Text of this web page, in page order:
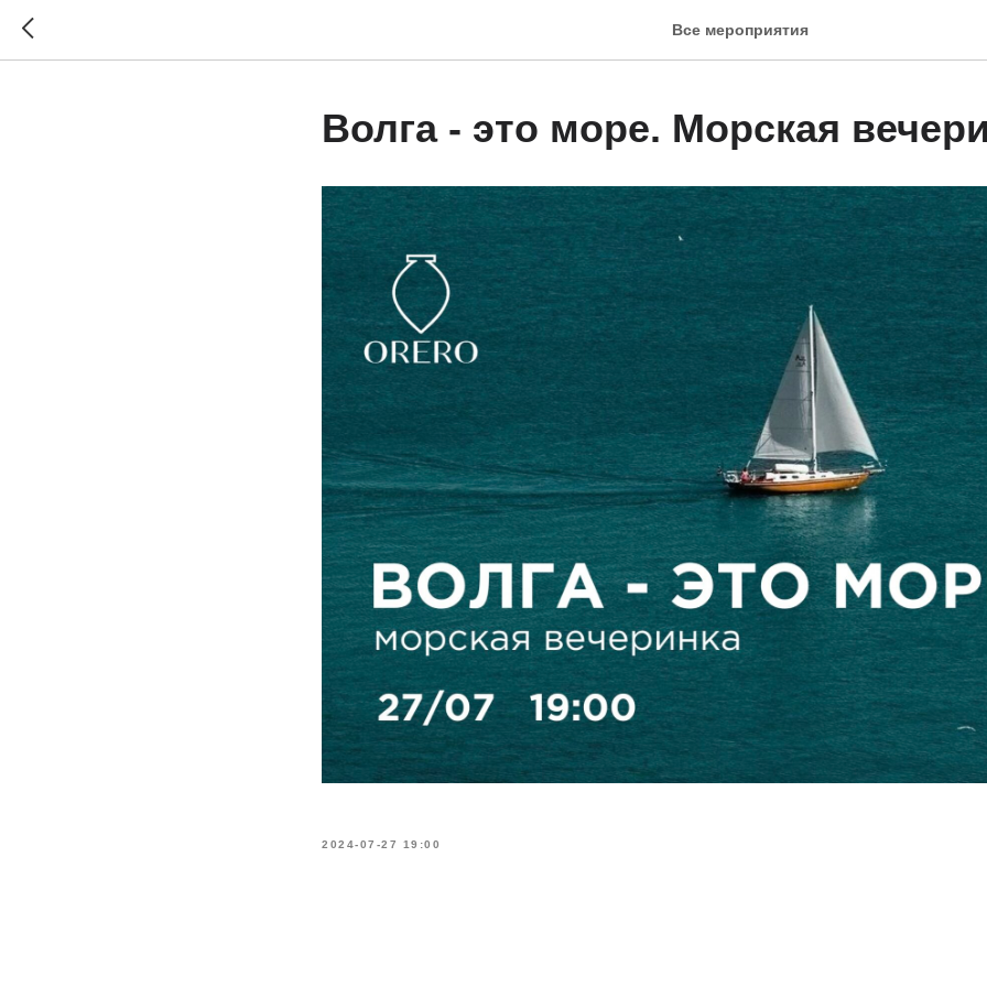
Все мероприятия
Волга - это море. Морская
2024-07-27 19:00